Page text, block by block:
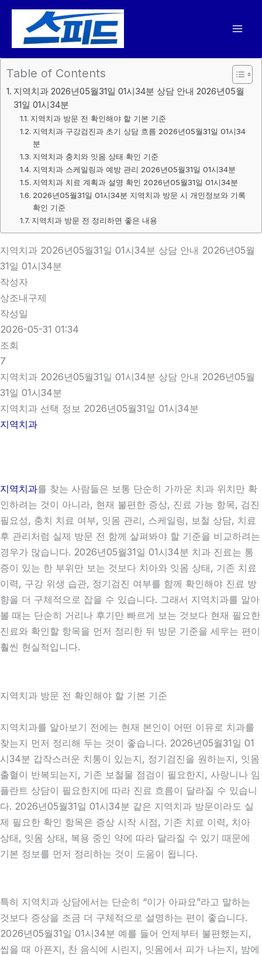
건
너
Table of Contents
지역치과 2026년05월31일 01시34분 상담 안내 2026년05월
31일 01시34분
지역치과 방문 전 확인해야 할 기본 기준
지역치과 구강검진과 초기 상담 흐름 2026년05월31일 01시34
분
지역치과 충치와 잇몸 상태 확인 기준
지역치과 스케일링과 예방 관리 2026년05월31일 01시34분
지역치과 치료 계획과 설명 확인 2026년05월31일 01시34분
2026년05월31일 01시34분 지역치과 방문 시 개인정보와 기록
확인 기준
지역치과 방문 전 정리하면 좋은 내용
지역치과 2026년05월31일 01시34분 상담 안내 2026년05월
31일 01시34분
작성자
상조내구제
작성일
2026-05-31 01:34
조회
7
지역치과 2026년05월31일 01시34분 상담 안내 2026년05월
31일 01시34분
지역치과 선택 정보 2026년05월31일 01시34분
지역치과
지역치과를 찾는 사람들은 보통 단순히 가까운 치과 위치만 확
인하려는 것이 아니라, 현재 불편한 증상, 진료 가능 항목, 검진
필요성, 충치 치료 여부, 잇몸 관리, 스케일링, 보철 상담, 치료
후 관리처럼 실제 방문 전 함께 살펴봐야 할 기준을 비교하려는
경우가 많습니다. 2026년05월31일 01시34분 치과 진료는 통
증이 있는 한 부위만 보는 것보다 치아와 잇몸 상태, 기존 치료
이력, 구강 위생 습관, 정기검진 여부를 함께 확인해야 진료 방
향을 더 구체적으로 잡을 수 있습니다. 그래서 지역치과를 알아
볼 때는 단순히 거리나 후기만 빠르게 보는 것보다 현재 필요한
진료와 확인할 항목을 먼저 정리한 뒤 방문 기준을 세우는 편이
훨씬 현실적입니다.
지역치과 방문 전 확인해야 할 기본 기준
지역치과를 알아보기 전에는 현재 본인이 어떤 이유로 치과를
찾는지 먼저 정리해 두는 것이 좋습니다. 2026년05월31일 01
시34분 갑작스러운 치통이 있는지, 정기검진을 원하는지, 잇몸
출혈이 반복되는지, 기존 보철물 점검이 필요한지, 사랑니나 임
플란트 상담이 필요한지에 따라 진료 흐름이 달라질 수 있습니
다. 2026년05월31일 01시34분 같은 지역치과 방문이라도 실
제 필요한 확인 항목은 증상 시작 시점, 기존 치료 이력, 치아
상태, 잇몸 상태, 복용 중인 약에 따라 달라질 수 있기 때문에
기본 정보를 먼저 정리하는 것이 도움이 됩니다.
특히 지역치과 상담에서는 단순히 “이가 아파요”라고 말하는
것보다 증상을 조금 더 구체적으로 설명하는 편이 좋습니다.
2026년05월31일 01시34분 예를 들어 언제부터 불편했는지,
씹을 때 아픈지, 찬 음식에 시린지, 잇몸에서 피가 나는지, 밤에